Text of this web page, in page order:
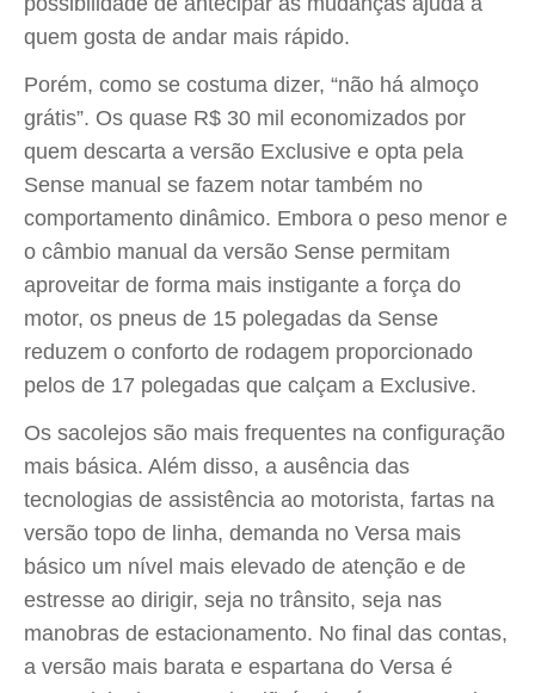
quem gosta de andar mais rápido.
Porém, como se costuma dizer, “não há almoço
grátis”. Os quase R$ 30 mil economizados por
quem descarta a versão Exclusive e opta pela
Sense manual se fazem notar também no
comportamento dinâmico. Embora o peso menor e
o câmbio manual da versão Sense permitam
aproveitar de forma mais instigante a força do
motor, os pneus de 15 polegadas da Sense
reduzem o conforto de rodagem proporcionado
pelos de 17 polegadas que calçam a Exclusive.
Os sacolejos são mais frequentes na configuração
mais básica. Além disso, a ausência das
tecnologias de assistência ao motorista, fartas na
versão topo de linha, demanda no Versa mais
básico um nível mais elevado de atenção e de
estresse ao dirigir, seja no trânsito, seja nas
manobras de estacionamento. No final das contas,
a versão mais barata e espartana do Versa é